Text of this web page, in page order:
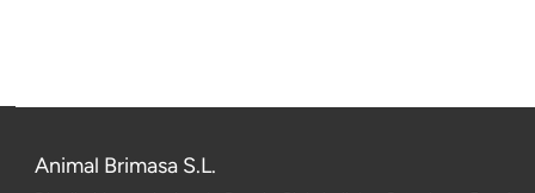
Animal Brimasa S.L.